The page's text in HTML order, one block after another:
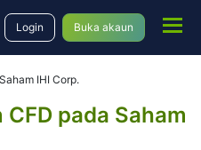
Login Buka akaun
IHI Corp.
pada Saham